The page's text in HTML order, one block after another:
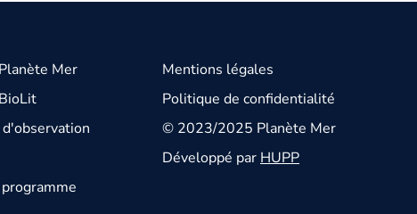
Mer
Mentions légales
Politique de confidentialité
© 2023/2025 Planète Mer
Développé parHUPP